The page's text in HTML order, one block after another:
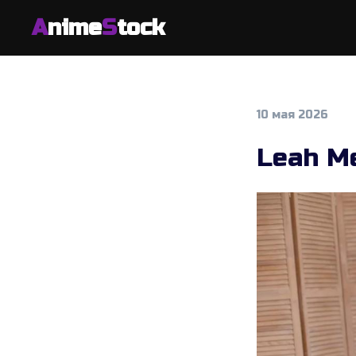
AnimeStock
10 мая 2026
Leah